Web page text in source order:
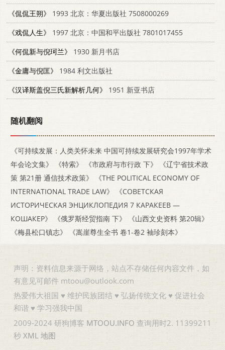
《侃侃王朔》
1993 北京：华夏出版社 7508000269
《戏侃人生》
1997 北京：中国和平出版社 7801017455
《何侃新与倪珂兰》
1930 新月书店
《金庸与倪匡》
1984 利文出版社
《汉译斯盖倪三氏新解析几何》
1951 新亚书店
随机翻阅
《可持续发展：人类关怀未来 中国可持续发展研究会1997年学术
年会论文集》
《特索》 《市政府与市行政 下》
《辽宁省技术政
策 第21册 通信技术政策》
《THE POLITICAL ECONOMY OF
INTERNATIONAL TRADE LAW》
《СОВЕТСКАЯ
ИСТОРИЧЕСКАЯ ЭНЦИКЛОПЕДИЯ 7 КАРАКЕЕВ —
КОШАКЕР》
《俄罗斯经贸指南 下》
《山西文史资料 第20辑》
《梅县松口镇志》
《嵩崖尊生全书 卷1-卷2 袖珍刻本》
声明：资料信息来源于网络，站点不存储任何内容文件，如
有意见可邮件 mtoou@outlook.com
热爱伟大祖国 ♥ 维护民族团结 ♥ 弘扬传统文化 ♥ 促进社会
和谐 ♥ 学习强我中国
2009-2024 研狗博客 MTOOU.INFO 查询用时2. 11399211
秒 XML 地图